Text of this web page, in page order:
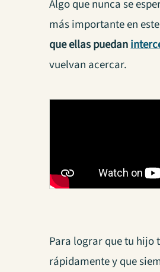
Algo que nunca se
más importante en
que ellas puedan
vuelvan acercar.
Para lograr que tu hijo
rápidamente y que